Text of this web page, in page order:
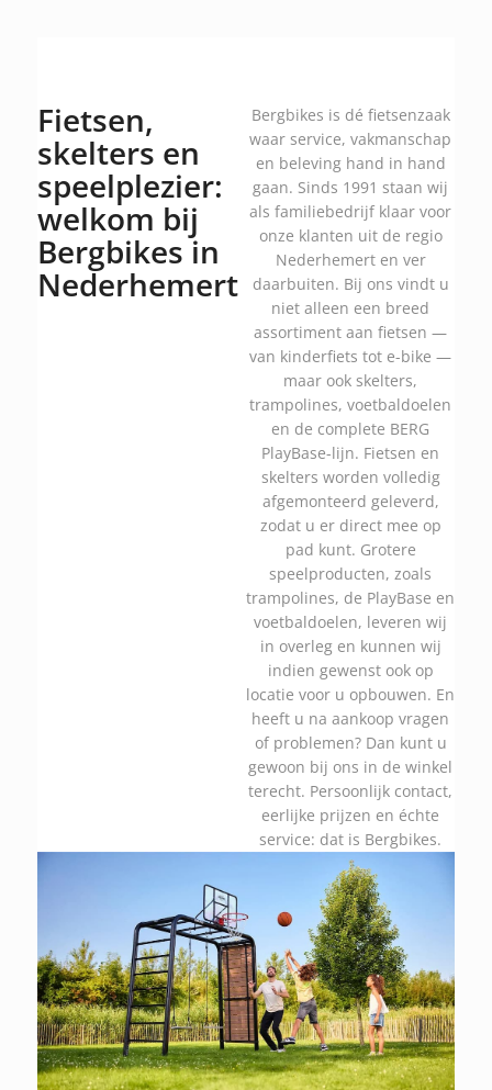
Fietsen,
skelters en
speelplezier:
welkom bij
Bergbikes in
Nederhemert
Bergbikes is dé fietsenzaak
waar service, vakmanschap
en beleving hand in hand
gaan. Sinds 1991 staan wij
als familiebedrijf klaar voor
onze klanten uit de regio
Nederhemert en ver
daarbuiten. Bij ons vindt u
niet alleen een breed
assortiment aan fietsen —
van kinderfiets tot e-bike —
maar ook skelters,
trampolines, voetbaldoelen
en de complete BERG
PlayBase-lijn. Fietsen en
skelters worden volledig
afgemonteerd geleverd,
zodat u er direct mee op
pad kunt. Grotere
speelproducten, zoals
trampolines, de PlayBase en
voetbaldoelen, leveren wij
in overleg en kunnen wij
indien gewenst ook op
locatie voor u opbouwen. En
heeft u na aankoop vragen
of problemen? Dan kunt u
gewoon bij ons in de winkel
terecht. Persoonlijk contact,
eerlijke prijzen en échte
service: dat is Bergbikes.